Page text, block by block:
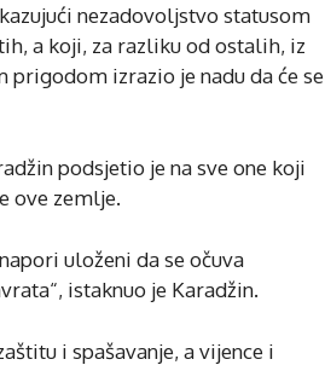
nezadovoljstvo statusom
a koji, za razliku od ostalih, iz
prigodom izrazio je nadu da će se
podsjetio je na sve one koji
ove zemlje.
uloženi da se očuva
istaknuo je Karadžin.
i spašavanje, a vijence i